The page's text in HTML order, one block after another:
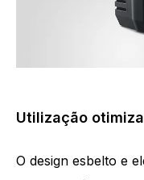
Utilização
O design esbelto e